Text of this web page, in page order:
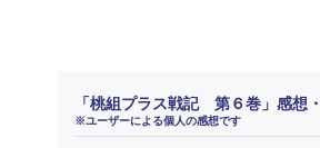
「桃組プラス戦記 第６巻」感想
※ユーザーによる個人の感想です